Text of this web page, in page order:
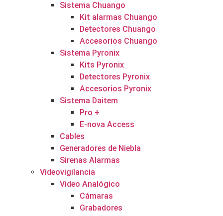
Sistema Chuango
Kit alarmas Chuango
Detectores Chuango
Accesorios Chuango
Sistema Pyronix
Kits Pyronix
Detectores Pyronix
Accesorios Pyronix
Sistema Daitem
Pro +
E-nova Access
Cables
Generadores de Niebla
Sirenas Alarmas
Videovigilancia
Video Analógico
Cámaras
Grabadores